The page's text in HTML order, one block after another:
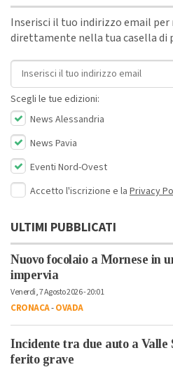
Inserisci il tuo indirizzo email per
direttamente nella tua casella di
Indirizzo email
Scegli le tue edizioni:
News Alessandria
News Pavia
Eventi Nord-Ovest
Accetto l'iscrizione e la Privacy
ULTIMI PUBBLICATI
Nuovo focolaio a Mornese in
impervia
Venerdì, 7 Agosto 2026 - 20:01
CRONACA-OVADA
Incidente tra due auto a Valle
ferito grave